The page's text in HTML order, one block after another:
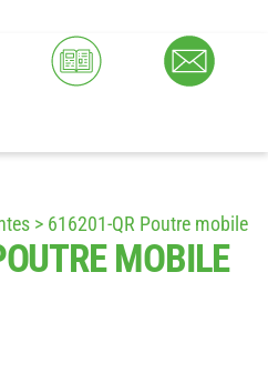
> 616201-QR Poutre mobile
MOBILE